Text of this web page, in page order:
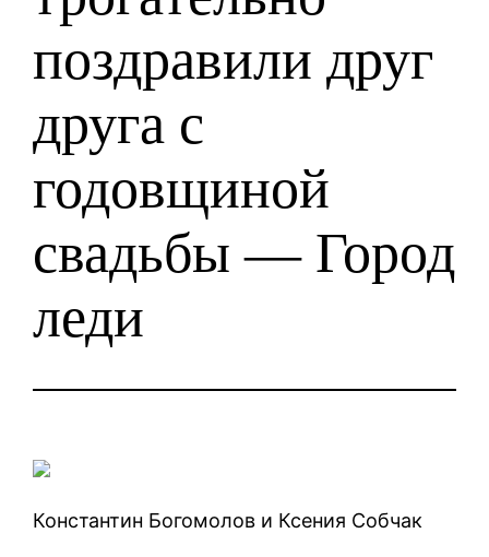
поздравили друг
друга с
годовщиной
свадьбы — Город
леди
Константин Богомолов и Ксения Собчак